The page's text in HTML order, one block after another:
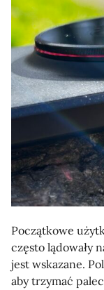
Początkowe
często lądowały
jest wskazane.
aby trzymać